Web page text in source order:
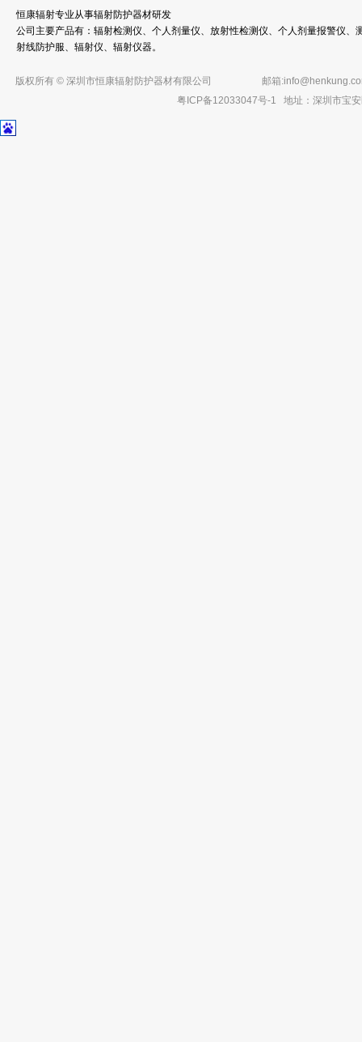
恒康辐射专业从事辐射防护器材研发
公司主要产品有：辐射检测仪、个人剂量仪、放射性检测仪、个人剂量报警仪
射线防护服、辐射仪、辐射仪器。
版权所有 © 深圳市恒康辐射防护器材有限公司 邮箱:
粤ICP备12033047号-1 地址：深圳市宝